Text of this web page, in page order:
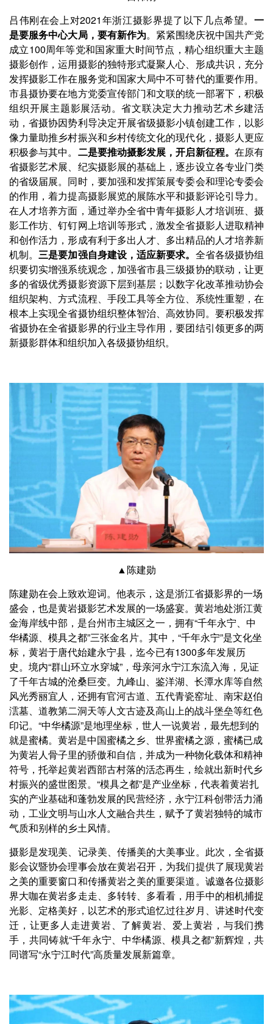
吕伟刚在会上对2021年浙江摄影界提了以下几点希望。 一
是要服务中心大局，要有新作为。紧紧围绕庆祝中国共产党
成立100周年等党和国家重大时间节点，精心组织重大主题
摄影创作，运用摄影的独特形式凝聚人心、形成共识，充分
发挥摄影工作在服务党和国家大局中不可替代的重要作用。
市县摄协要在地方党委宣传部门和文联的统一部署下，积极
组织开展主题影展活动。省文联决定大力推动艺术乡建活
动，省摄协因势利导决定开展省级摄影小镇创建工作，以影
像力量助推乡村振兴和乡村传统文化的现代化，摄影人更应
积极参与其中。 二是要推动摄影发展，开启新征程。 在原有
省摄影艺术展、纪实摄影展的基础上，逐步设立各专业门类
的省级届展。同时，要加强和发挥策展专委会和理论专委会
的作用，着力提高摄影展览的展陈水平和摄影评论引导力。
在人才培养方面，通过举办全省中青年摄影人才培训班、摄
影工作坊、钉钉网上培训等形式，激发全省摄影人进取精神
和创作活力，形成有利于多出人才、多出精品的人才培养新
机制。三是要加强自身建设，适应新要求。 全省各级摄协组
织要切实增强系统观念，加强省市县三级摄协的联动，让更
多的省级优秀摄影资源下层到基层；以数字化改革推动协会
组织架构、方式流程、手段工具等全方位、系统性重塑，在
根本上实现全省摄协组织整体智治、高效协同。要积极发挥
省摄协在全省摄影界的行业主导作用，要团结引领更多的两
新摄影群体和组织加入各级摄协组织。
▲陈建勋
陈建勋在会上致欢迎词。他表示，这是浙江省摄影界的一场
盛会，也是黄岩摄影艺术发展的一场盛宴。黄岩地处浙江黄
金海岸线中部，是台州市主城区之一，拥有“千年永宁、中
华橘源、模具之都”三张金名片。其中，“千年永宁”是文化坐
标，黄岩于唐代始建永宁县，迄今已有1300多年发展历
史。境内“群山环立水穿城”，母亲河永宁江东流入海，见证
了千年古城的沧桑巨变。九峰山、鉴洋湖、长潭水库等自然
风光秀丽宜人，还拥有官河古道、五代青瓷窑址、南宋赵伯
澐墓、道教第二洞天等人文古迹及高山上的战斗堡垒等红色
印记。“中华橘源”是地理坐标，世人一说黄岩，最先想到的
就是蜜橘。黄岩是中国蜜橘之乡、世界蜜橘之源，蜜橘已成
为黄岩人骨子里的骄傲和自信，并成为一种物化载体和精神
符号，托举起黄岩西部古村落的活态再生，绘就出新时代乡
村振兴的盛世图景。“模具之都”是产业坐标，代表着黄岩扎
实的产业基础和蓬勃发展的民营经济，永宁江科创带活力涌
动，工业文明与山水人文融合共生，赋予了黄岩独特的城市
气质和别样的乡土风情。
摄影是发现美、记录美、传播美的大美事业。此次，全省摄
影会议暨协会理事会放在黄岩召开，为我们提供了展现黄岩
之美的重要窗口和传播黄岩之美的重要渠道。诚邀各位摄影
界大咖在黄岩多走走、多转转、多看看，用手中的相机捕捉
光影、定格美好，以艺术的形式追忆过往岁月、讲述时代变
迁，让更多人走进黄岩、了解黄岩、爱上黄岩，与我们携
手，共同铸就“千年永宁、中华橘源、模具之都”新辉煌，共
同谱写“永宁江时代”高质量发展新篇章。